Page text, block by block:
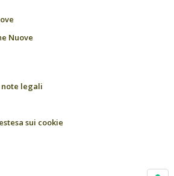
Nuove
note legali
sui cookie